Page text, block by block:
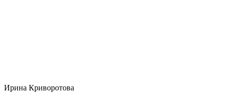
Ирина Криворотова